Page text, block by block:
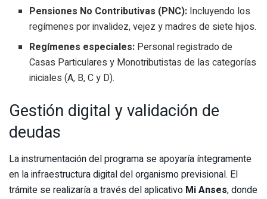
Pensiones No Contributivas (PNC): Incluyendo los
regímenes por invalidez, vejez y madres de siete hijos.
Regímenes especiales: Personal registrado de
Casas Particulares y Monotributistas de las categorías
iniciales (A, B, C y D).
Gestión digital y validación de
deudas
La instrumentación del programa se apoyaría íntegramente
en la infraestructura digital del organismo previsional. El
trámite se realizaría a través del aplicativo Mi Anses, donde